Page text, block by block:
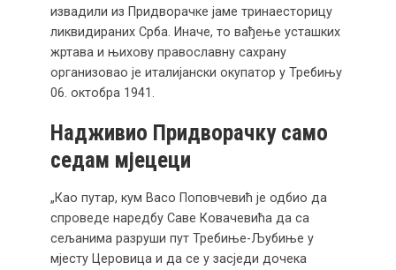
извадили из Придворачке јаме тринаесторицу
ликвидираних Срба. Иначе, то вађење усташких
жртава и њихову православну сахрану
организовао је италијански окупатор у Требињу
06. октобра 1941.
Надживио Придворачку само
седам мјецеци
„Као путар, кум Васо Поповчевић је одбио да
спроведе наредбу Саве Ковачевића да са
сељанима разруши пут Требиње-Љубиње у
мјесту Церовица и да се у засједи дочека